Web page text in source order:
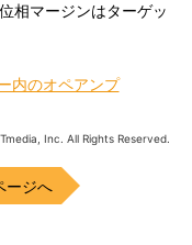
相マージンはターゲッ
内のオペアンプ
Inc. All Rights Reserved.
ージへ